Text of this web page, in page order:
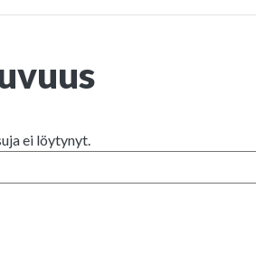
ei löytynyt.